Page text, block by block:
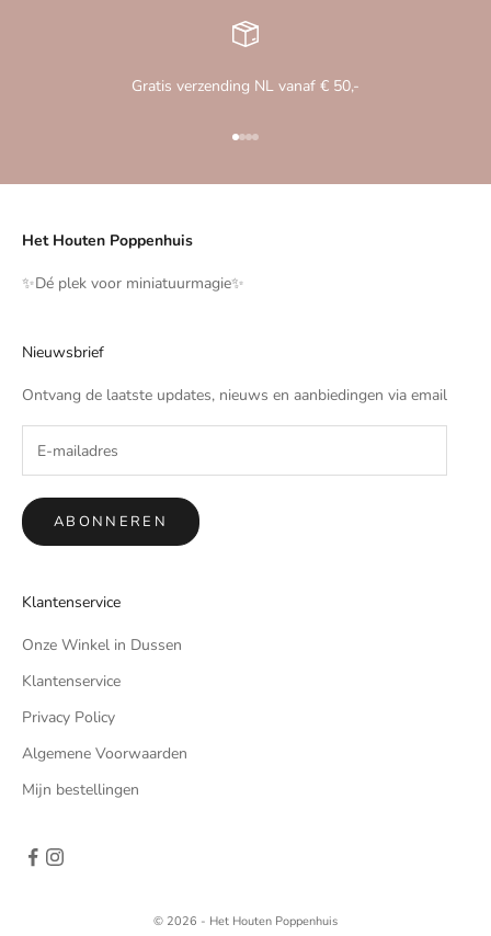
Gratis verzending NL vanaf € 50,-
Naar artikel 1
Naar artikel 2
Naar artikel 3
Naar artikel 4
Het Houten Poppenhuis
✨️Dé plek voor miniatuurmagie✨️
Nieuwsbrief
Ontvang de laatste updates, nieuws en aanbiedingen via email
ABONNEREN
Klantenservice
Onze Winkel in Dussen
Klantenservice
Privacy Policy
Algemene Voorwaarden
Mijn bestellingen
© 2026 - Het Houten Poppenhuis